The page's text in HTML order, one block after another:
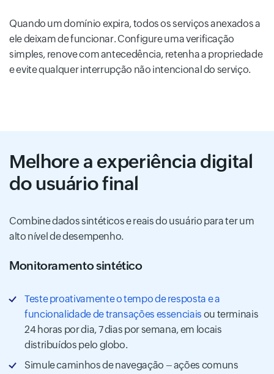
Quando um domínio expira, todos os serviços anexados a
ele deixam de funcionar. Configure uma verificação
simples, renove com antecedência, retenha a propriedade
e evite qualquer interrupção não intencional do serviço.
Melhore a experiência digital
do usuário final
Combine dados sintéticos e reais do usuário para ter um
alto nível de desempenho.
Monitoramento sintético
Teste proativamente o tempo de resposta e a
funcionalidade de transações essenciais ou terminais
24 horas por dia, 7 dias por semana, em locais
distribuídos pelo globo.
Simule caminhos de navegação – ações comuns